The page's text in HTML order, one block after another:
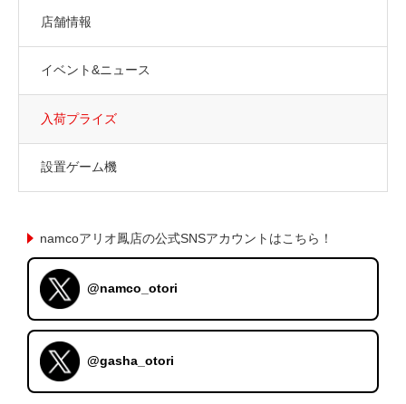
店舗情報
イベント&ニュース
入荷プライズ
設置ゲーム機
namcoアリオ鳳店の公式SNSアカウントはこちら！
@namco_otori
@gasha_otori